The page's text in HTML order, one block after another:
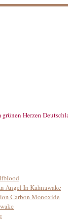
Herzen
Angel In Kahnawake
Carbon Monoxide